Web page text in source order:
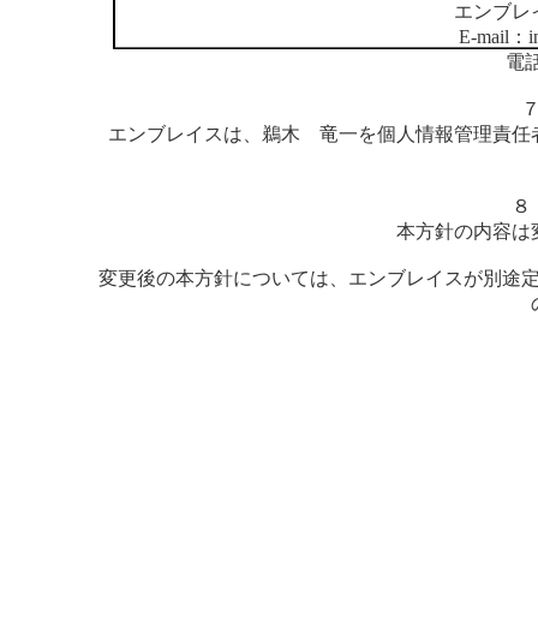
エンブレ
E-mail：
電
エンブレイスは、鵜木 竜一を個人情報管理責任
８
本方針の内容は
変更後の本方針については、エンブレイスが別途